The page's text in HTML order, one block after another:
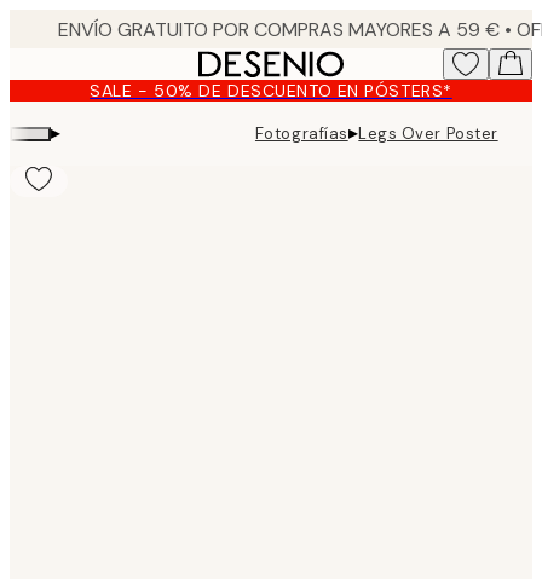
content.SALE - 50% DE DESCUENTO EN PÓSTERS*
▸ Fotografías▸Legs Over Poster